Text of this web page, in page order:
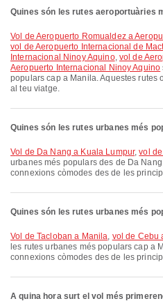
Quines són les rutes aeroportuàries
vol de Aeropuerto Romualdez a
vol de Aeropuerto Internacional de
Internacional Ninoy Aquino, vol de
Aeropuerto Internacional Ninoy Aquino
populars cap a Manila. Aquestes rutes
al teu viatge.
Quines són les rutes urbanes més
vol de Da Nang a Kuala Lumpur,vol
urbanes més populars des de Da
connexions còmodes des de les
Quines són les rutes urbanes més
vol de Tacloban a Manila, vol de Cebu
les rutes urbanes més populars cap a
connexions còmodes des de les
A quina hora surt el vol més